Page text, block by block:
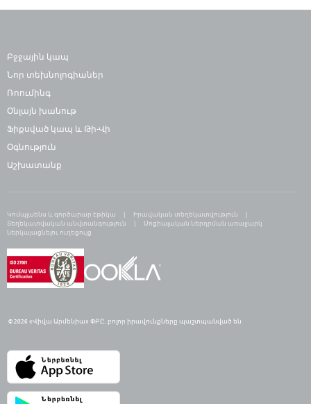
Բջջային կապ
Նոր տեխնոլոգիաներ
Ռոումինգ
Օնլայն խանութ
Ֆիքսված կապ և Թի-Վի
Օգնություն
Աշխատանք
Կոմպլաենս և գործարար էթիկա
Իրավական տեղեկատվություն
Տեղեկատվական անվտանգություն
Սոցիալական ներդրման առաջարկ
ներկայացնելու ուղեցույց
© 2026 «Վիվա Արմենիա» ՓԲԸ, բոլոր իրավունքները պաշտպանված են